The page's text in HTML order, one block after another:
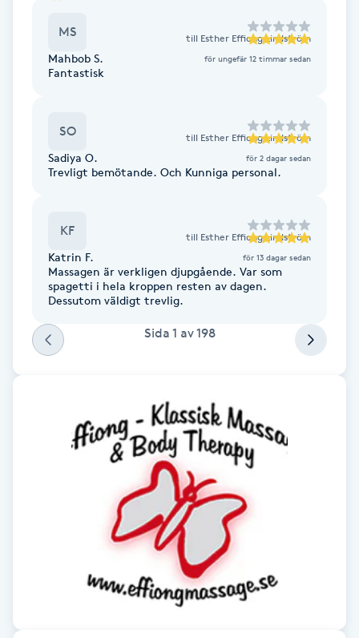
Huduppstramning
Hyaluronsyra
Hårborttagning
Hårbottenbehandling
Hårförlängning
Idrottsmassage
IPL
MS till Esther Effiong Lindström
Mahbob S. för ungefär 12 timmar sedan
Fantastisk
SO till Esther Effiong Lindström
Sadiya O. för 2 dagar sedan
Trevligt bemötande. Och Kunniga personal.
KF till Esther Effiong Lindström
Katrin F. för 13 dagar sedan
Massagen är verkligen djupgående. Var som
spagetti i hela kroppen resten av dagen.
Dessutom väldigt trevlig.
Sida 1 av198